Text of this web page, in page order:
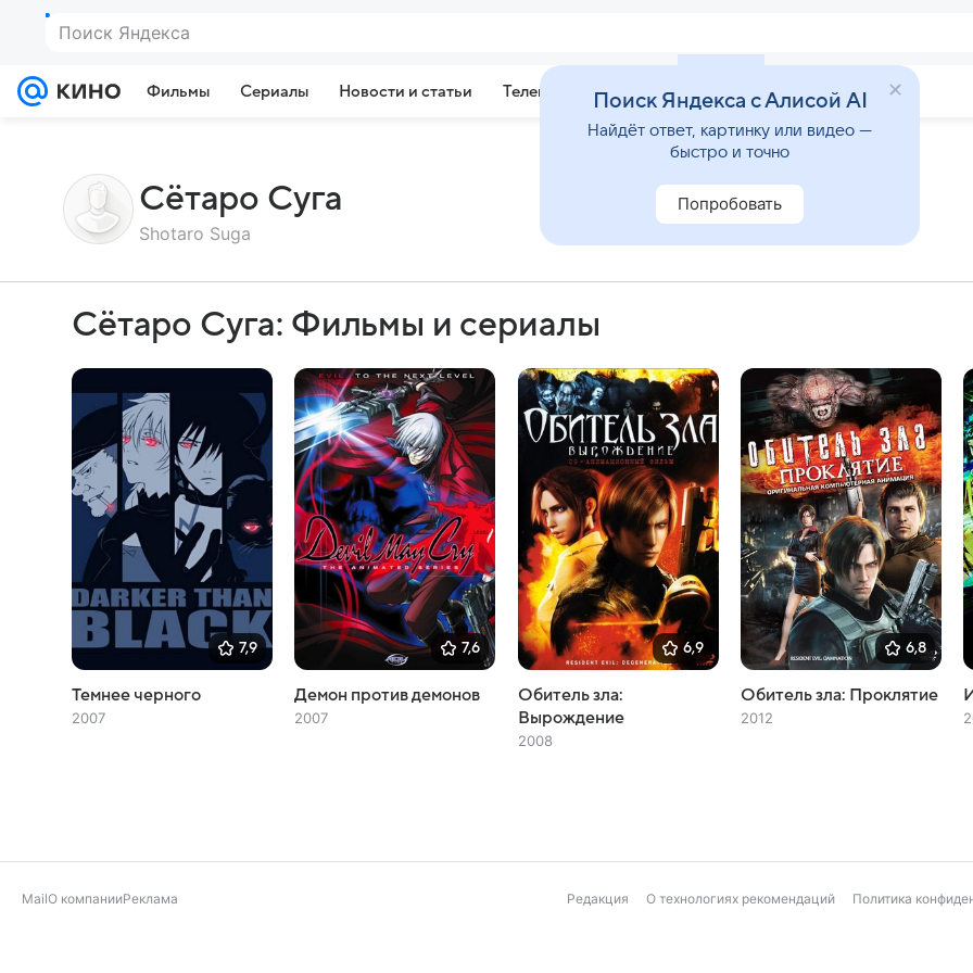
Поиск Яндекса
Фильмы Сериалы Новости и статьи Телепрограмма Звезды
Сётаро Суга
Shotaro Suga
Сётаро Суга: Фильмы и сериалы
7,9
Темнее черного
2007
7,6
Демон против демонов
2007
6,9
Обитель зла:
Вырождение
2008
6,8
Обитель зла: Проклятие
2012
MailО компанииРеклама Редакция О технологиях рекомендаций Политика
Поиск Яндекса с Алисой AI
Найдёт ответ, картинку или видео —
быстро и точно
Попробовать